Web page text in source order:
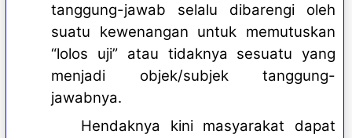
tanggung-jawab selalu dibarengi oleh
suatu kewenangan untuk memutuskan
“lolos uji” atau tidaknya sesuatu yang
menjadi objek/subjek tanggung-
jawabnya.
Hendaknya kini masyarakat dapat